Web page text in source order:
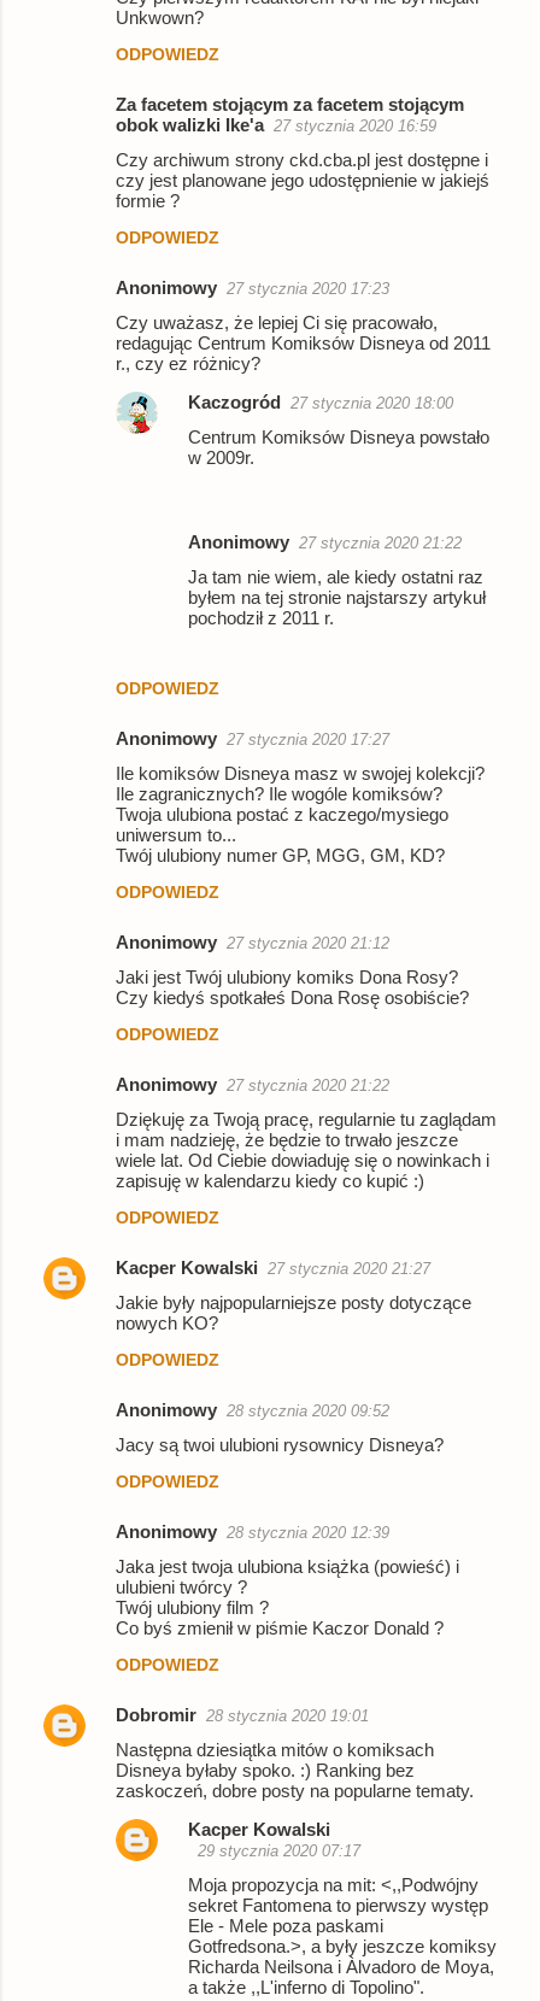
Unkwown?
ODPOWIEDZ
Za facetem stojącym za facetem stojącym
obok walizki Ike'a 27 stycznia 2020 16:59
Czy archiwum strony ckd.cba.pl jest dostępne i
czy jest planowane jego udostępnienie w jakiejś
formie ?
ODPOWIEDZ
Anonimowy 27 stycznia 2020 17:23
Czy uważasz, że lepiej Ci się pracowało,
redagując Centrum Komiksów Disneya od 2011
r., czy ez różnicy?
ODPOWIEDZ
Kaczogród 27 stycznia 2020 18:00
Centrum Komiksów Disneya powstało
w 2009r.
Anonimowy 27 stycznia 2020 21:22
Ja tam nie wiem, ale kiedy ostatni raz
byłem na tej stronie najstarszy artykuł
pochodził z 2011 r.
Anonimowy 27 stycznia 2020 17:27
Ile komiksów Disneya masz w swojej kolekcji?
Ile zagranicznych? Ile wogóle komiksów?
Twoja ulubiona postać z kaczego/mysiego
uniwersum to...
Twój ulubiony numer GP, MGG, GM, KD?
ODPOWIEDZ
Anonimowy 27 stycznia 2020 21:12
Jaki jest Twój ulubiony komiks Dona Rosy?
Czy kiedyś spotkałeś Dona Rosę osobiście?
ODPOWIEDZ
Anonimowy 27 stycznia 2020 21:22
Dziękuję za Twoją pracę, regularnie tu zaglądam
i mam nadzieję, że będzie to trwało jeszcze
wiele lat. Od Ciebie dowiaduję się o nowinkach i
zapisuję w kalendarzu kiedy co kupić :)
ODPOWIEDZ
Kacper Kowalski 27 stycznia 2020 21:27
Jakie były najpopularniejsze posty dotyczące
nowych KO?
ODPOWIEDZ
Anonimowy 28 stycznia 2020 09:52
Jacy są twoi ulubioni rysownicy Disneya?
ODPOWIEDZ
Anonimowy 28 stycznia 2020 12:39
Jaka jest twoja ulubiona książka (powieść) i
ulubieni twórcy ?
Twój ulubiony film ?
Co byś zmienił w piśmie Kaczor Donald ?
ODPOWIEDZ
Dobromir 28 stycznia 2020 19:01
Następna dziesiątka mitów o komiksach
Disneya byłaby spoko. :) Ranking bez
zaskoczeń, dobre posty na popularne tematy.
Kacper Kowalski
29 stycznia 2020 07:17
Moja propozycja na mit: <,,Podwójny
sekret Fantomena to pierwszy występ
Ele - Mele poza paskami
Gotfredsona.>, a były jeszcze komiksy
Richarda Neilsona i Àlvadoro de Moya,
a także ,,L'inferno di Topolino".